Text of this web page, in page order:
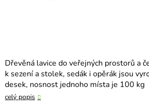
Dřevěná lavice do veřejných prostorů a
k sezení a stolek, sedák i opěrák jsou
desek, nosnost jednoho místa je 100 kg
celý popis